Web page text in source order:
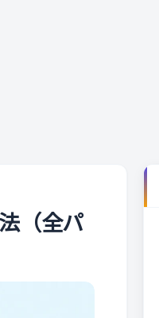
（全パ